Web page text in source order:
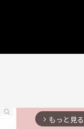
arrow_forward_ios もっと見る